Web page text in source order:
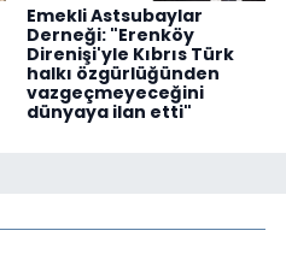
Emekli Astsubaylar
Derneği: "Erenköy
Direnişi'yle Kıbrıs Türk
halkı özgürlüğünden
vazgeçmeyeceğini
dünyaya ilan etti"